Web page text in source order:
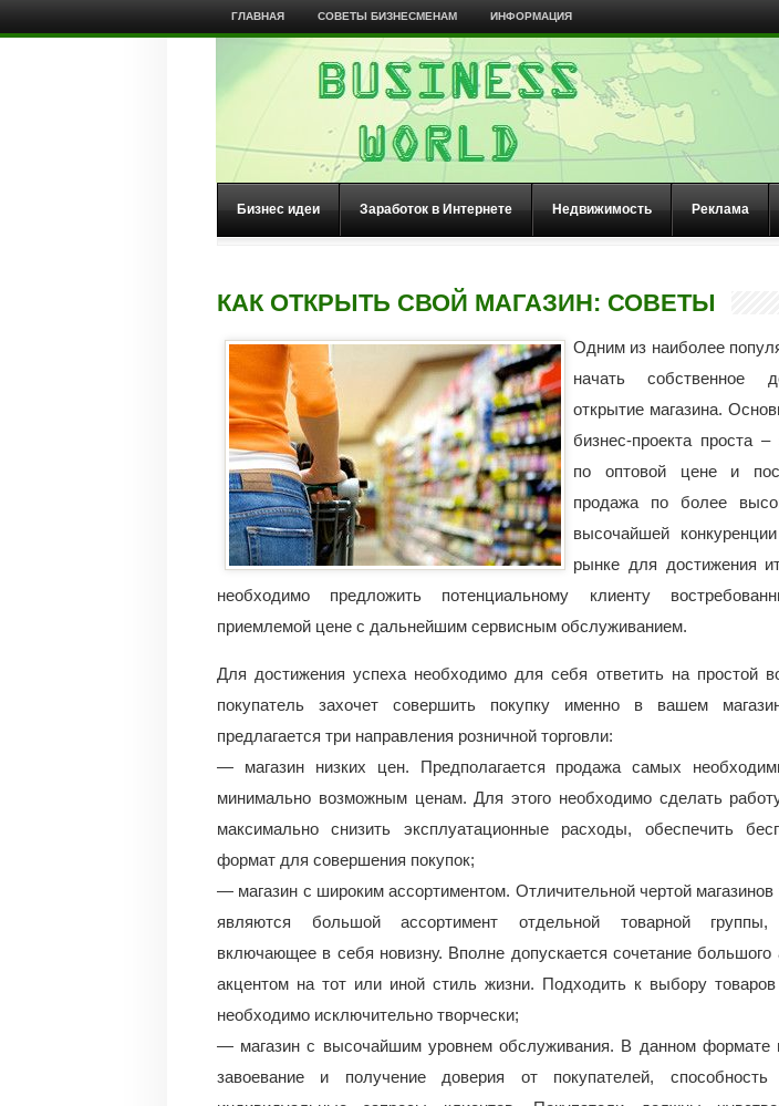
ГЛАВНАЯ СОВЕТЫ БИЗНЕСМЕНАМ ИНФОРМАЦИЯ
Бизнес идеи Заработок в Интернете Недвижимость Реклама
КАК ОТКРЫТЬ СВОЙ МАГАЗИН: СОВЕТЫ
Одним из наиболее
начать собственное
открытие магазина.
бизнес-проекта проста –
по оптовой цене и
продажа по более
высочайшей
рынке для достижения
необходимо предложить потенциальному клиенту
приемлемой цене с дальнейшим сервисным обслуживанием.
Для достижения успеха необходимо для себя ответить на простой
покупатель захочет совершить покупку именно в вашем
предлагается три направления розничной торговли:
— магазин низких цен. Предполагается продажа самых
минимально возможным ценам. Для этого необходимо сделать
максимально снизить эксплуатационные расходы, обеспечить
формат для совершения покупок;
— магазин с широким ассортиментом. Отличительной чертой магазинов
являются большой ассортимент отдельной товарной группы,
включающее в себя новизну. Вполне допускается сочетание большого
акцентом на тот или иной стиль жизни. Подходить к выбору
необходимо исключительно творчески;
— магазин с высочайшим уровнем обслуживания. В данном формате
завоевание и получение доверия от покупателей, способность